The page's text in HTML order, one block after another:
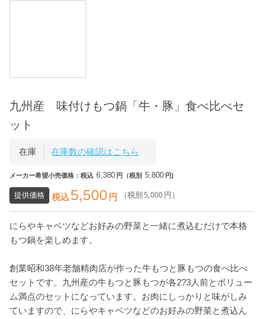
九州産 味付けもつ鍋「牛・豚」食べ比べセ
ット
在庫 在庫数の確認はこちら
メーカー希望小売価格：税込 6,380 円（税別 5,800 円)
提供価格 税込5,500 円 （税別 5,000 円）
にらやキャベツなどお好みの野菜と一緒に煮込むだけで本格
もつ鍋を楽しめます。
創業昭和38年老舗精肉店が作った牛もつと豚もつの食べ比べ
セットです。九州産の牛もつと豚もつが各2?3人前とボリュー
ム満点のセットになっています。お肉にしっかりと味がしみ
ていますので、にらやキャベツなどのお好みの野菜と煮込ん